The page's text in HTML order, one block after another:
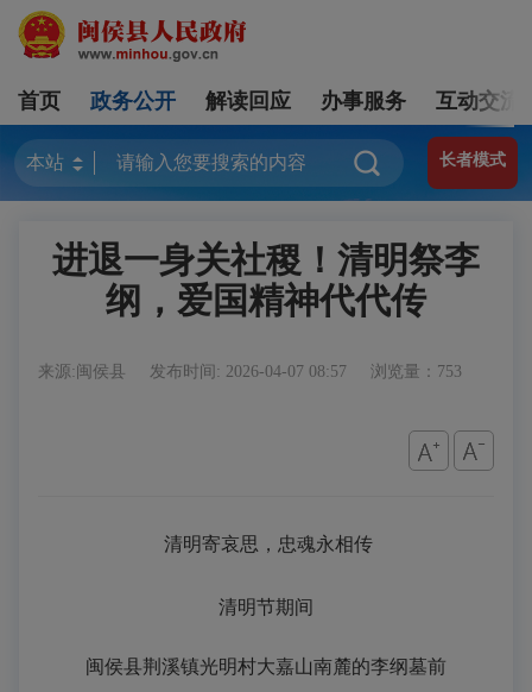
首页 政务公开 解读回应 办事服务 互动交流
长者模式
进退一身关社稷！清明祭李
纲，爱国精神代代传
来源:闽侯县 发布时间: 2026-04-07 08:57 浏览量：753
清明寄哀思，忠魂永相传
清明节期间
闽侯县荆溪镇光明村大嘉山南麓的李纲墓前